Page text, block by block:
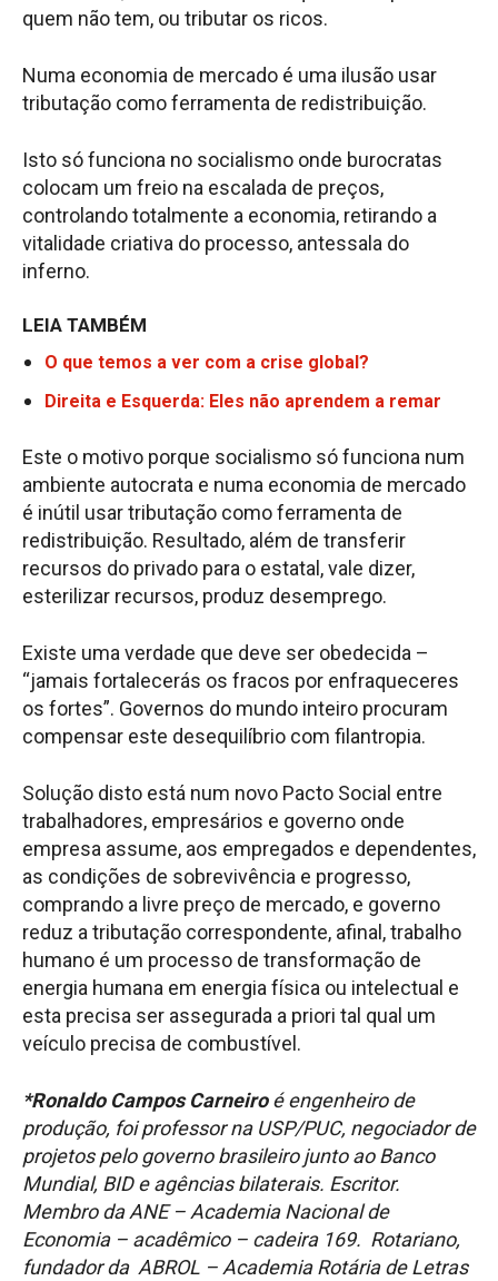
quem não tem, ou tributar os ricos.
Numa economia de mercado é uma ilusão usar
tributação como ferramenta de redistribuição.
Isto só funciona no socialismo onde burocratas
colocam um freio na escalada de preços,
controlando totalmente a economia, retirando a
vitalidade criativa do processo, antessala do
inferno.
LEIA TAMBÉM
O que temos a ver com a crise global?
Direita e Esquerda: Eles não aprendem a remar
Este o motivo porque socialismo só funciona num
ambiente autocrata e numa economia de mercado
é inútil usar tributação como ferramenta de
redistribuição. Resultado, além de transferir
recursos do privado para o estatal, vale dizer,
esterilizar recursos, produz desemprego.
Existe uma verdade que deve ser obedecida –
“jamais fortalecerás os fracos por enfraqueceres
os fortes”. Governos do mundo inteiro procuram
compensar este desequilíbrio com filantropia.
Solução disto está num novo Pacto Social entre
trabalhadores, empresários e governo onde
empresa assume, aos empregados e dependentes,
as condições de sobrevivência e progresso,
comprando a livre preço de mercado, e governo
reduz a tributação correspondente, afinal, trabalho
humano é um processo de transformação de
energia humana em energia física ou intelectual e
esta precisa ser assegurada a priori tal qual um
veículo precisa de combustível.
*Ronaldo Campos Carneiroé engenheiro de
produção, foi professor na USP/PUC, negociador de
projetos pelo governo brasileiro junto ao Banco
Mundial, BID e agências bilaterais. Escritor.
Membro da ANE – Academia Nacional de
Economia – acadêmico – cadeira 169. Rotariano,
fundador da ABROL – Academia Rotária de Letras